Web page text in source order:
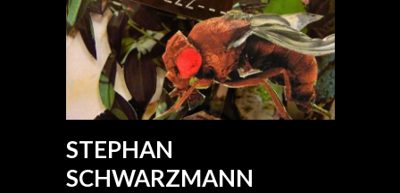
STEPHAN
SCHWARZMANN